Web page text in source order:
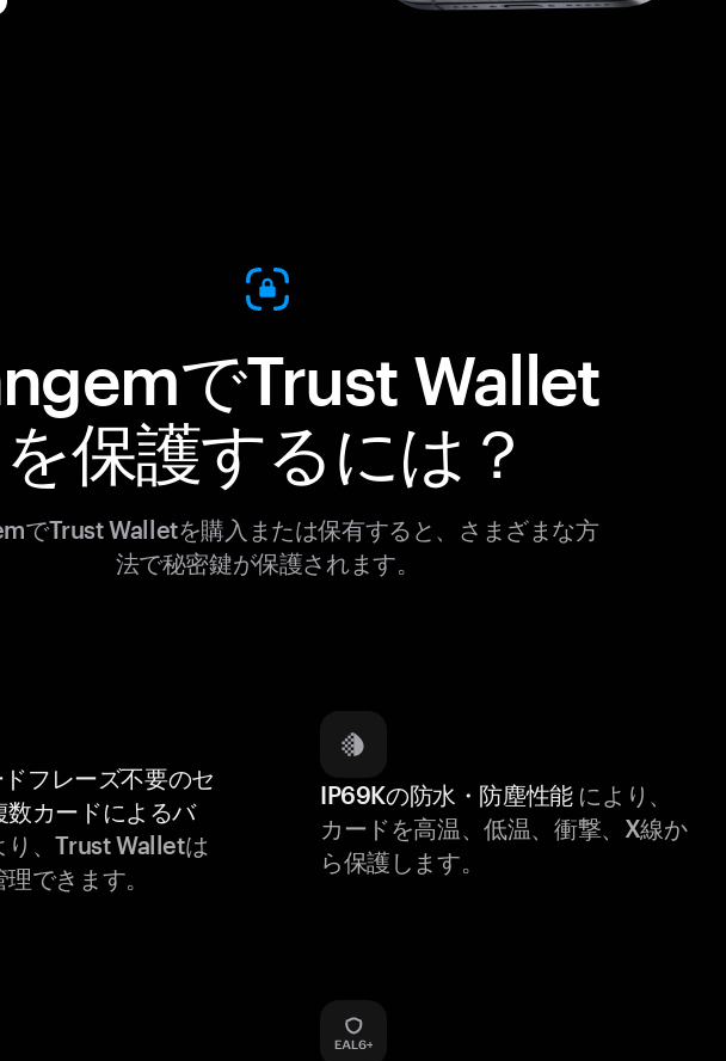
でTrust Wallet
を保護するには？
でTrust Walletを購入または保有すると、さまざまな方
法で秘密鍵が保護されます。
フレーズ不要のセ
数カードによるバ
り、Trust Walletは
できます。
IP69Kの防水・防塵性能により、
カードを高温、低温、衝撃、X線か
ら保護します。